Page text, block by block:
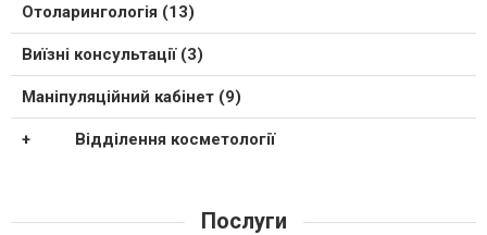
Отоларингологія (13)
Виїзні консультації (3)
Маніпуляційний кабінет (9)
Відділення косметології
Послуги